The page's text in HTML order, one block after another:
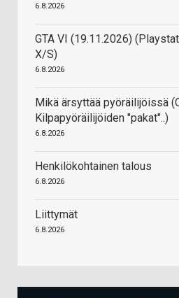
6.8.2026
GTA VI (19.11.2026)
X/S)
6.8.2026
Mikä ärsyttää pyöräilijöissä
Kilpapyöräilijöiden "pakat"..)
6.8.2026
Henkilökohtainen talous
6.8.2026
Liittymät
6.8.2026